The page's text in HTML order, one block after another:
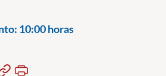
10:00 horas